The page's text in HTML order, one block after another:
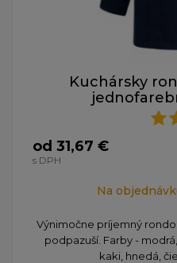
Kuchársky
od 31,67 €
s DPH
Na
Výnimočne príjemný
podpazuší. Farby -
kaki, hnedá,